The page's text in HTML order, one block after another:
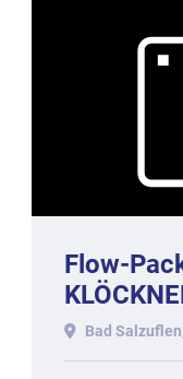
Flow-
500 S
Bad